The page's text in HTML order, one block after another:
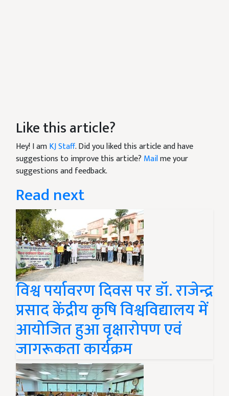
Like this article?
Hey! I amKJ Staff. Did you liked this article and have
suggestions to improve this article? Mailme your
suggestions and feedback.
Read next
विश्व पर्यावरण दिवस पर डॉ. राजेन्द्र
प्रसाद केंद्रीय कृषि विश्वविद्यालय में
आयोजित हुआ वृक्षारोपण एवं
जागरूकता कार्यक्रम